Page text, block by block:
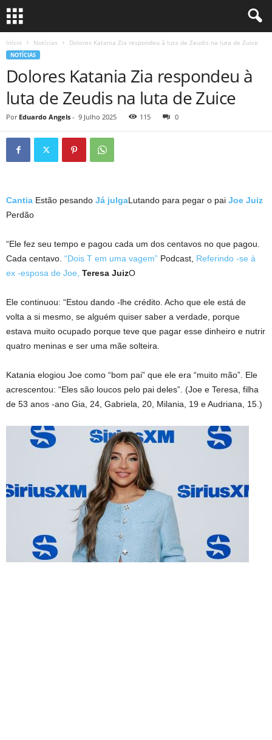
Início Notícias Dolores Katania Zia respondeu à luta de Zeudis na luta de Zuice
NOTÍCIAS
Dolores Katania Zia respondeu à
luta de Zeudis na luta de Zuice
Por Eduardo Angels - 9 Julho 2025 115 0
Cantia Estão pesando Já julgaLutando para pegar o pai Joe Juiz
Perdão
“Ele fez seu tempo e pagou cada um dos centavos no que pagou.
Cada centavo. “Dois T em uma vagem” Podcast, Referindo -se à
ex -esposa de Joe, Teresa JuizO
Ele continuou: “Estou dando -lhe crédito. Acho que ele está de
volta a si mesmo, se alguém quiser saber a verdade, porque
estava muito ocupado porque teve que pagar esse dinheiro e nutrir
quatro meninas e ser uma mãe solteira.
Katania elogiou Joe como “bom pai” que ele era “muito mão”. Ele
acrescentou: “Eles são loucos pelo pai deles”. (Joe e Teresa, filha
de 53 anos -ano Gia, 24, Gabriela, 20, Milania, 19 e Audriana, 15.)